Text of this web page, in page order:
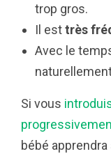
trop gros.
Il esttrès
Avec le
Si vous
bébé